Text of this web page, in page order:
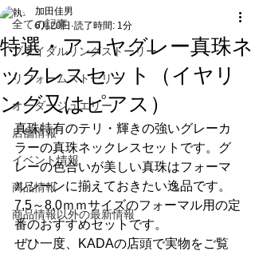
全ての記事
ブライダルリングストーリー
リフォームストーリー
オーダージュエリー
店舗情報
イベント情報
商品情報
商品情報以外の最新情報
特選・アコヤグレー真珠ネ
ックレスセット（イヤリ
ング又はピアス）
加田佳男
6月20日 読了時間: 1分
真珠特有のテリ・輝きの強いグレーカ
ラーの真珠ネックレスセットです。グ
レーの色合いが美しい真珠はフォーマ
ルシーンに揃えておきたい逸品です。
7,5～8,0ｍｍサイズのフォーマル用の定
番のおすすめセットです。
ぜひ一度、KADAの店頭で実物をご覧